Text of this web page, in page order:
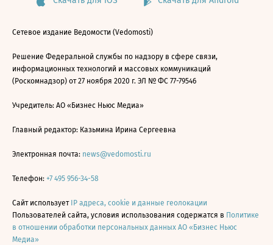
Сетевое издание Ведомости (Vedomosti)
Решение Федеральной службы по надзору в сфере связи,
информационных технологий и массовых коммуникаций
(Роскомнадзор) от 27 ноября 2020 г. ЭЛ № ФС 77-79546
Учредитель: АО «Бизнес Ньюс Медиа»
Главный редактор: Казьмина Ирина Сергеевна
Электронная почта: news@vedomosti.ru
Телефон: +7 495 956-34-58
Сайт использует IP адреса, cookie и данные геолокации
Пользователей сайта, условия использования содержатся в Политике
в отношении обработки персональных данных АО «Бизнес Ньюс
Медиа»